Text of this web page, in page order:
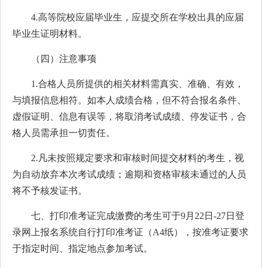
4.高等院校应届毕业生，应提交所在学校出具的应届
毕业生证明材料。
（四）注意事项
1.合格人员所提供的相关材料需真实、准确、有效，
与填报信息相符。如本人成绩合格，但不符合报名条件、
虚假证明、信息有误等，将取消考试成绩、停发证书，合
格人员需承担一切责任。
2.凡未按照规定要求和审核时间提交材料的考生，视
为自动放弃本次考试成绩；逾期和资格审核未通过的人员
将不予核发证书。
七、打印准考证完成缴费的考生可于9月22日-27日登
录网上报名系统自行打印准考证（A4纸），按准考证要求
于指定时间、指定地点参加考试。